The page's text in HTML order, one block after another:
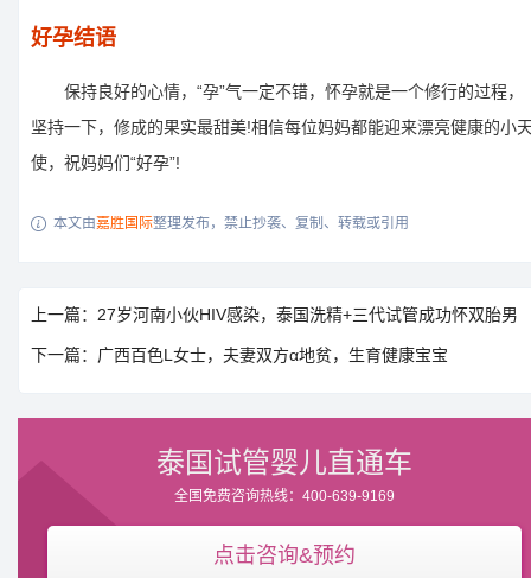
好孕结语
保持良好的心情，“孕”气一定不错，怀孕就是一个修行的过程，
坚持一下，修成的果实最甜美!相信每位妈妈都能迎来漂亮健康的小
使，祝妈妈们“好孕”!
 本文由嘉胜国际整理发布，禁止抄袭、复制、转载或引用
上一篇：27岁河南小伙HIV感染，泰国洗精+三代试管成功怀双胎男
下一篇：广西百色L女士，夫妻双方α地贫，生育健康宝宝
泰国试管婴儿直通车
全国免费咨询热线：400-639-9169
点击咨询&预约